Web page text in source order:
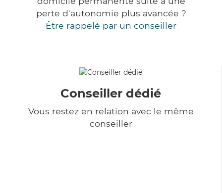
perte d'autonomie plus avancée ?
Être rappelé par un conseiller
Conseiller dédié
Vous restez en relation avec le même
conseiller